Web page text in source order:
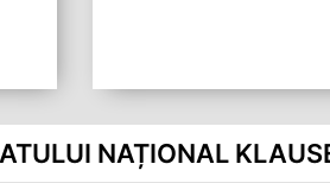
NAȚIONAL